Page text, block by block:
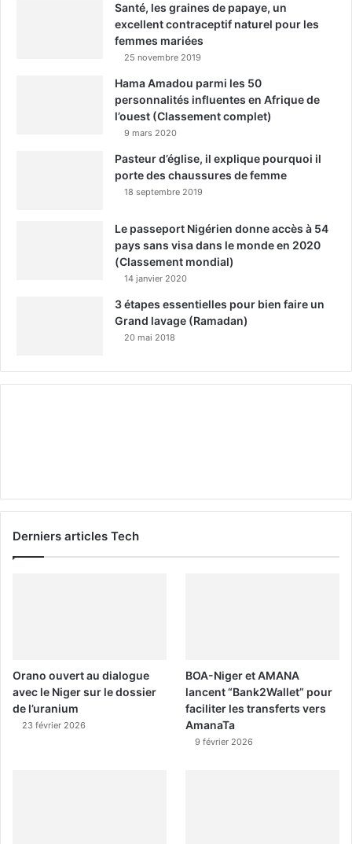
Santé, les graines de papaye, un
excellent contraceptif naturel pour les
femmes mariées
25 novembre 2019
Hama Amadou parmi les 50
personnalités influentes en Afrique de
l’ouest (Classement complet)
9 mars 2020
Pasteur d’église, il explique pourquoi il
porte des chaussures de femme
18 septembre 2019
Le passeport Nigérien donne accès à 54
pays sans visa dans le monde en 2020
(Classement mondial)
14 janvier 2020
3 étapes essentielles pour bien faire un
Grand lavage (Ramadan)
20 mai 2018
Derniers articles Tech
Orano ouvert au dialogue
avec le Niger sur le dossier
de l’uranium
23 février 2026
BOA-Niger et AMANA
lancent “Bank2Wallet” pour
faciliter les transferts vers
AmanaTa
9 février 2026